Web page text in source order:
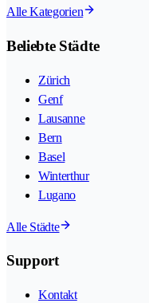
Alle Kategorien
Beliebte Städte
Zürich
Genf
Lausanne
Bern
Basel
Winterthur
Lugano
Alle Städte
Support
Kontakt